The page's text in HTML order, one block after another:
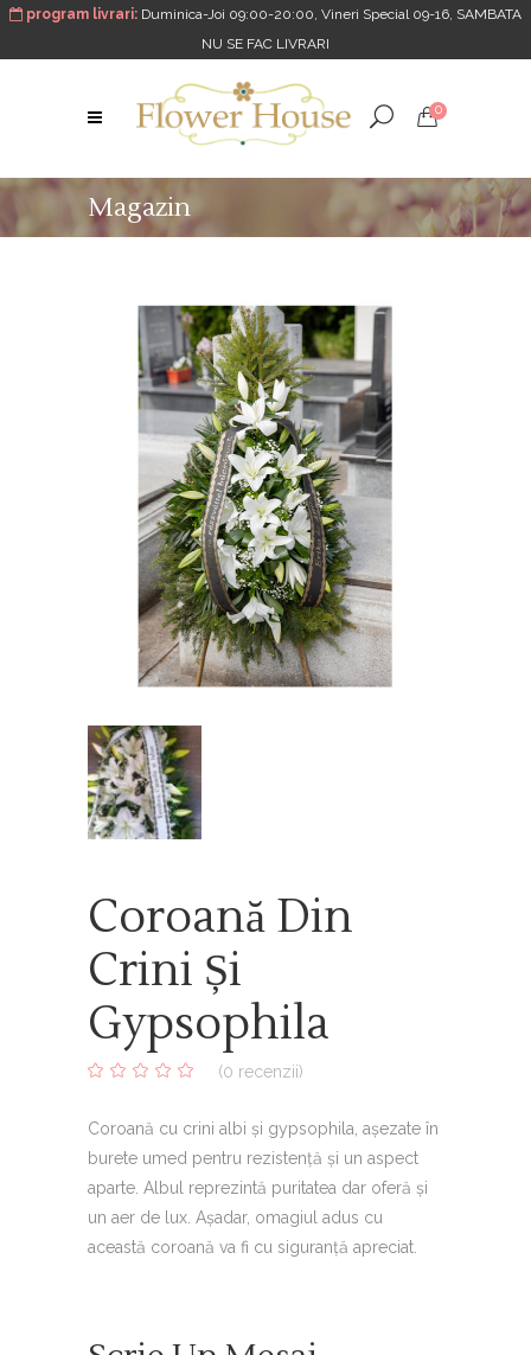
program livrari: Duminica-Joi 09:00-20:00, Vineri Special 09-16, SAMBATA
NU SE FAC LIVRARI
0
Magazin
Coroană Din
Crini Și
Gypsophila
of
based
on
customer
ratings
(0 recenzii)
Coroană cu crini albi și gypsophila, așezate în
burete umed pentru rezistență și un aspect
aparte. Albul reprezintă puritatea dar oferă și
un aer de lux. Așadar, omagiul adus cu
această coroană va fi cu siguranță apreciat.